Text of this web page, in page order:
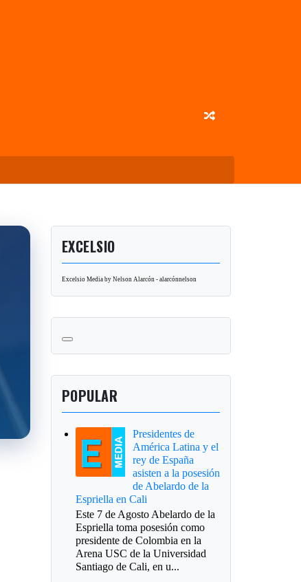
EXCELSIO
Excelsio Media by Nelson Alarcón - alarcónnelson
POPULAR
Presidentes de
América Latina y el
rey de España
asisten a la posesión
de Abelardo de la
Espriella en Cali
Este 7 de Agosto Abelardo de la
Espriella toma posesión como
presidente de Colombia en la
Arena USC de la Universidad
Santiago de Cali, en u...